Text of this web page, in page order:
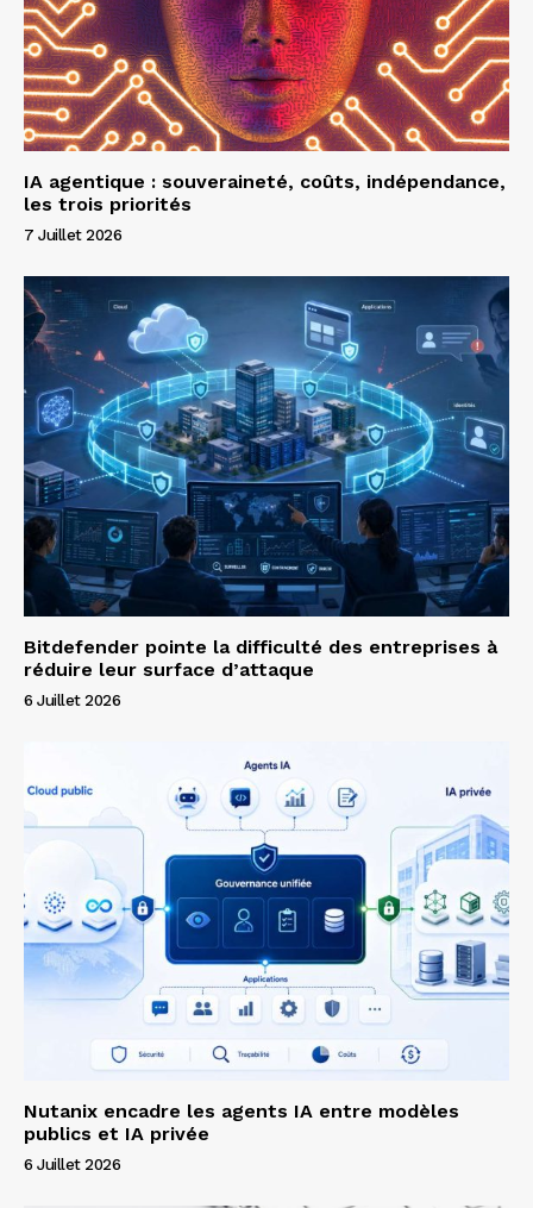
IA agentique : souveraineté, coûts, indépendance,
les trois priorités
7 Juillet 2026
Bitdefender pointe la difficulté des entreprises à
réduire leur surface d’attaque
6 Juillet 2026
Nutanix encadre les agents IA entre modèles
publics et IA privée
6 Juillet 2026